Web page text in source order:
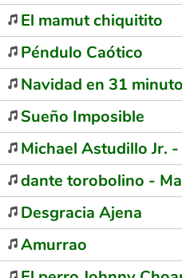
El mamut chiquitito
Péndulo Caótico
Navidad en 31
Sueño Imposible
Michael Astudillo Jr.
dante torobolino -
Desgracia Ajena
Amurrao